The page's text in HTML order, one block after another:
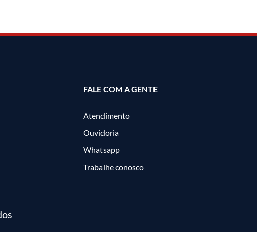
FALE COM A GENTE
Atendimento
Ouvidoria
Whatsapp
Trabalhe conosco